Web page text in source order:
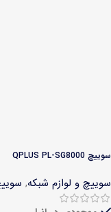
سوییچ QPLUS PL-SG8000
سوییچ و لوازم شبکه,